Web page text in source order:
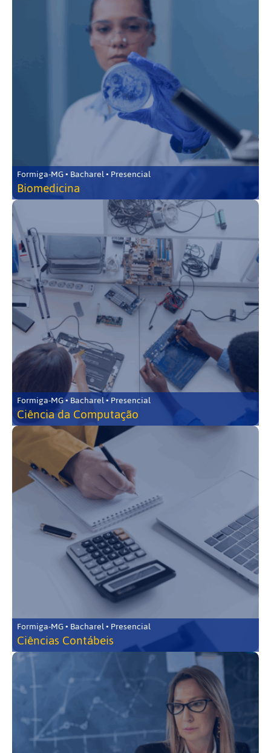
Formiga-MG • Bacharel • Presencial
Biomedicina
Formiga-MG • Bacharel • Presencial
Ciência da Computação
Formiga-MG • Bacharel • Presencial
Ciências Contábeis